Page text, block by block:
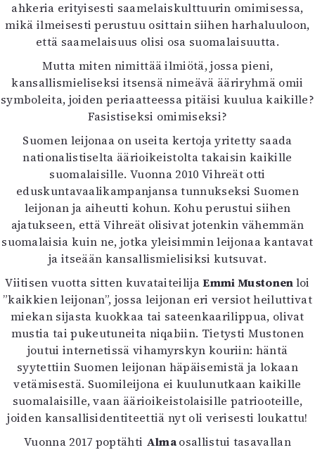
ahkeria erityisesti saamelaiskulttuurin omimisessa,
mikä ilmeisesti perustuu osittain siihen harhaluuloon,
että saamelaisuus olisi osa suomalaisuutta.
Mutta miten nimittää ilmiötä, jossa pieni,
kansallismieliseksi itsensä nimeävä ääriryhmä omii
symboleita, joiden periaatteessa pitäisi kuulua kaikille?
Fasistiseksi omimiseksi?
Suomen leijonaa on useita kertoja yritetty saada
nationalistiselta äärioikeistolta takaisin kaikille
suomalaisille. Vuonna 2010 Vihreät otti
eduskuntavaalikampanjansa tunnukseksi Suomen
leijonan ja aiheutti kohun. Kohu perustui siihen
ajatukseen, että Vihreät olisivat jotenkin vähemmän
suomalaisia kuin ne, jotka yleisimmin leijonaa kantavat
ja itseään kansallismielisiksi kutsuvat.
Viitisen vuotta sitten kuvataiteilijaEmmi Mustonenloi
”kaikkien leijonan”, jossa leijonan eri versiot heiluttivat
miekan sijasta kuokkaa tai sateenkaarilippua, olivat
mustia tai pukeutuneita niqabiin. Tietysti Mustonen
joutui internetissä vihamyrskyn kouriin: häntä
syytettiin Suomen leijonan häpäisemistä ja lokaan
vetämisestä. Suomileijona ei kuulunutkaan kaikille
suomalaisille, vaan äärioikeistolaisille patriooteille,
joiden kansallisidentiteettiä nyt oli verisesti loukattu!
Vuonna 2017 poptähti Almaosallistui tasavallan